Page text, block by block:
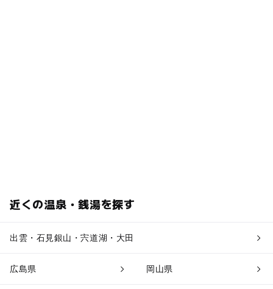
近くの温泉・銭湯を探す
出雲・石見銀山・宍道湖・大田
広島県 岡山県